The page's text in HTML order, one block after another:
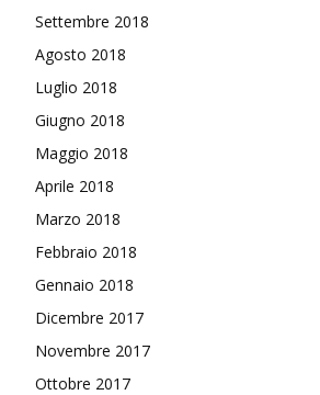
Settembre 2018
Agosto 2018
Luglio 2018
Giugno 2018
Maggio 2018
Aprile 2018
Marzo 2018
Febbraio 2018
Gennaio 2018
Dicembre 2017
Novembre 2017
Ottobre 2017